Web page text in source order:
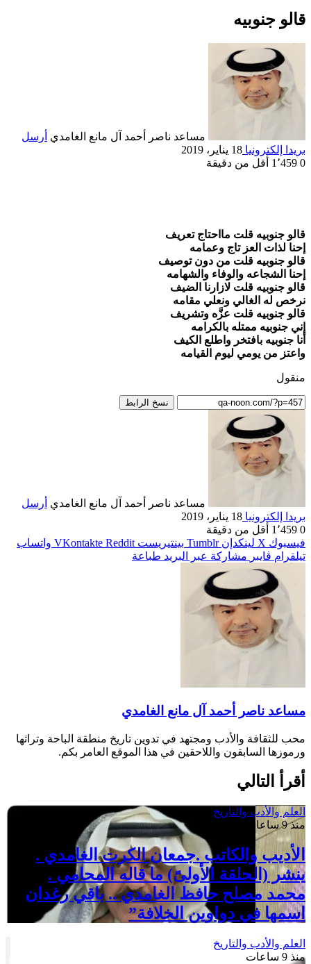
قالو جنوبيه
مساعد ناصر أحمد آل مانع الغامدي أرسل
بريدا إلكترونيا 18 يناير، 2019
0
أقل من دقيقة
قالو جنوبيه قلت مااحتاج تعريف
إحنا لذات العز تاج وعمامه
قالو جنوبيه قلت من دون توصيف
إحنا الشجاعه والوفاء والشهامه
قالو جنوبيه قلت لازارنا الضيف
نرخص له الغالي ونعلي مقامه
قالو جنوبيه قلت عزَّه وتشريف
إني جنوبيه ممتله بالكرامه
أنا جنوبيه بافتخر واطلع الكيف
واعتز من يومي ليوم القيامه
منقول
نسخ الرابط
مساعد ناصر أحمد آل مانع الغامدي أرسل
بريدا إلكترونيا 18 يناير، 2019
0
أقل من دقيقة
فيسبوك ‫X لينكدإن بينتيريست
واتساب
تيلقرام ڤايبر مشاركة عبر البريد طباعة
مساعد ناصر أحمد آل مانع الغامدي
محب للثقافة والأدب ومجتهد في تدوين تاريخ منطقة الباحة وتراثها
ورموزها السابقون واللاحقين في هذا الموقع العامر بكم.
أقرأ التالي
العلم والأدب والتاريخ
منذ 9 ساعات
الأديب والكاتب .جمعان الكرت الغامدي .
ينشر (الحلقة الأولىً) ما قاله المحامي .
محمد مصلح حافظ الغامدي .. باقي رغدان
اسمها في دواوين الخلافة”
العلم والأدب والتاريخ
منذ 9 ساعات